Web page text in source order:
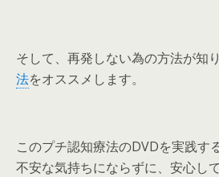
そして、再発しない為の方法が知
法をオススメします。
このプチ認知療法のDVDを実践す
不安な気持ちにならずに、安心し